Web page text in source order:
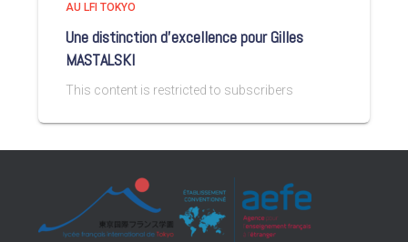
AU LFI TOKYO
Une distinction d’excellence pour Gilles
MASTALSKI
This content is restricted to subscribers